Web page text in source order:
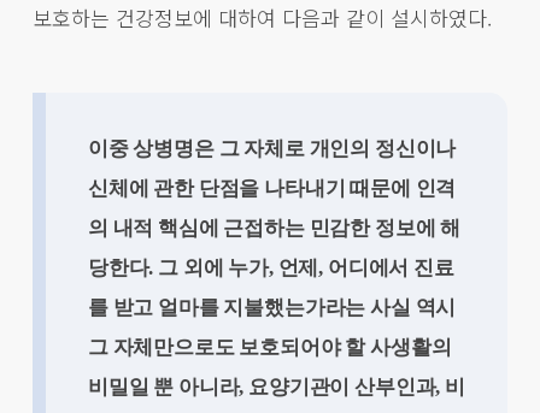
보호하는 건강정보에 대하여 다음과 같이 설시하였다.
이중 상병명은 그 자체로 개인의 정신이나
신체에 관한 단점을 나타내기 때문에 인격
의 내적 핵심에 근접하는 민감한 정보에 해
당한다. 그 외에 누가, 언제, 어디에서 진료
를 받고 얼마를 지불했는가라는 사실 역시
그 자체만으로도 보호되어야 할 사생활의
비밀일 뿐 아니라, 요양기관이 산부인과, 비